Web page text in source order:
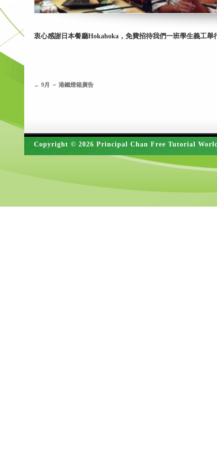
衷心感謝日本餐廳Hokahoka，免費招待我們一班學生義工舉
← 9月 － 港鐵燈箱廣告
Copyright © 2026 Principal Chan Free Tutorial